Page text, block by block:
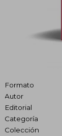
Formato
Autor
Editorial
Categoría
Colección